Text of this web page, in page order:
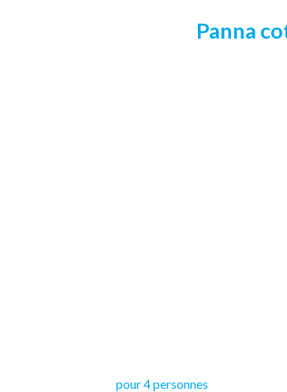
Panna
pour 4 personnes